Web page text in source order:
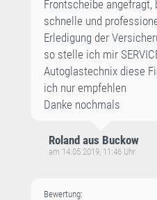
Frontscheibe angefragt,
schnelle und
Erledigung der
so stelle ich mir
Autoglastechnix diese
ich nur empfehlen
Danke nochmals
Roland aus Buckow
am 14.05.2019, 11:46 Uhr
Bewertung: